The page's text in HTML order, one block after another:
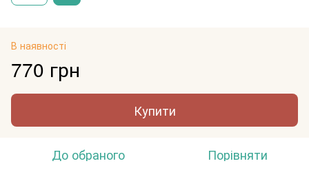
В наявності
770 грн
Купити
До обраного Порівняти